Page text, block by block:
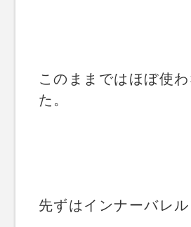
このままではほぼ使
た。
先ずはインナーバレ